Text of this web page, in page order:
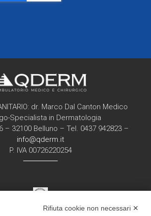
dr. Marco Dal Canton Medico
Specialista in Dermatologia
– 32100 Belluno – Tel. 0437 942823 –
info@qderm.it
P. IVA 00726220254
Rifiuta cookie non necessari ✕